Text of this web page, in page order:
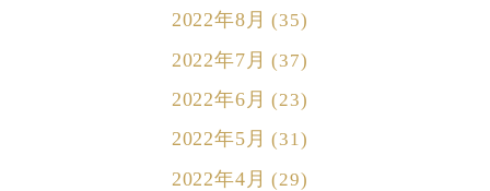
2022年8月 (35)
2022年7月 (37)
2022年6月 (23)
2022年5月 (31)
2022年4月 (29)